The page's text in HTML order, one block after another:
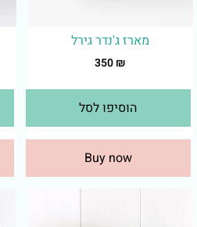
מארז ג'נדר גירל
350₪
הוסיפו לסל
Buy now